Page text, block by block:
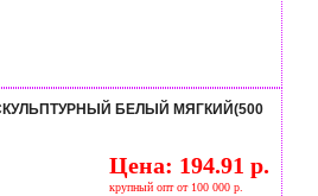
БЕЛЫЙ МЯГКИЙ(500
Цена: 194.91 р.
крупный опт от 100 000 р.